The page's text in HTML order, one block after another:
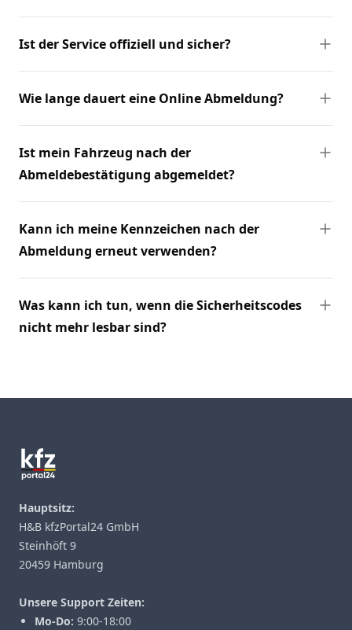
Ist der Service offiziell und sicher?
Wie lange dauert eine Online Abmeldung?
Ist mein Fahrzeug nach der
Abmeldebestätigung abgemeldet?
Kann ich meine Kennzeichen nach der
Abmeldung erneut verwenden?
Was kann ich tun, wenn die Sicherheitscodes
nicht mehr lesbar sind?
Hauptsitz:
H&B kfzPortal24 GmbH
Steinhöft 9
20459 Hamburg
Unsere Support Zeiten:
Mo-Do: 9:00-18:00